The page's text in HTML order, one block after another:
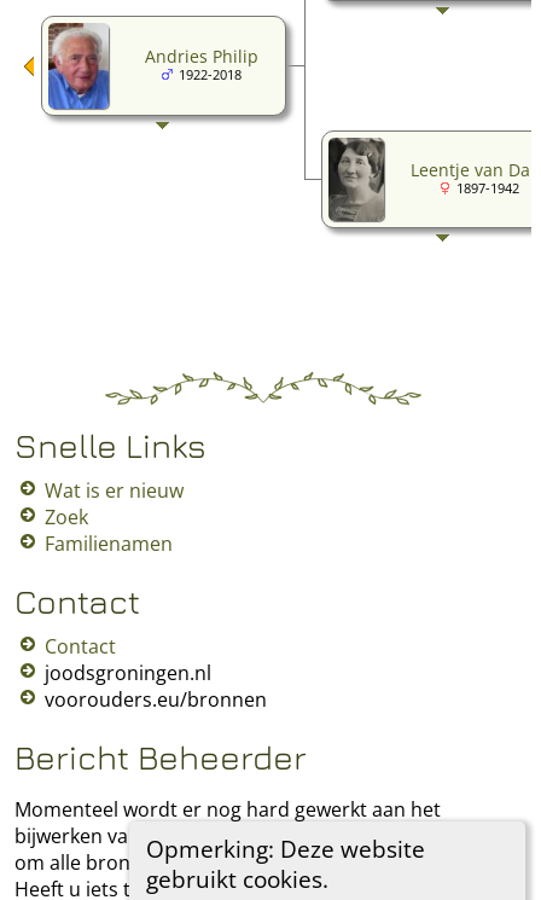
Opmerking: Deze website
gebruikt cookies.
Andries Philip
1922-2018
Leentje van
1897-1942
Snelle Links
Wat is er nieuw
Zoek
Familienamen
Contact
Contact
joodsgroningen.nl
voorouders.eu/bronnen
Bericht Beheerder
Momenteel wordt er nog hard gewerkt aan het
bijwerken van alle verouderde bronnen. Ik streef ernaar
om alle bronnen in deze stamboom te documenteren.
Heeft u iets toe te voegen, laat het mij dan weten.